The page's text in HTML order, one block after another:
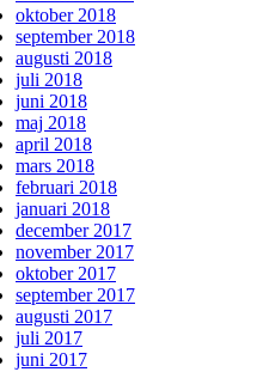
oktober 2018
september 2018
augusti 2018
juli 2018
juni 2018
maj 2018
april 2018
mars 2018
februari 2018
januari 2018
december 2017
november 2017
oktober 2017
september 2017
augusti 2017
juli 2017
juni 2017